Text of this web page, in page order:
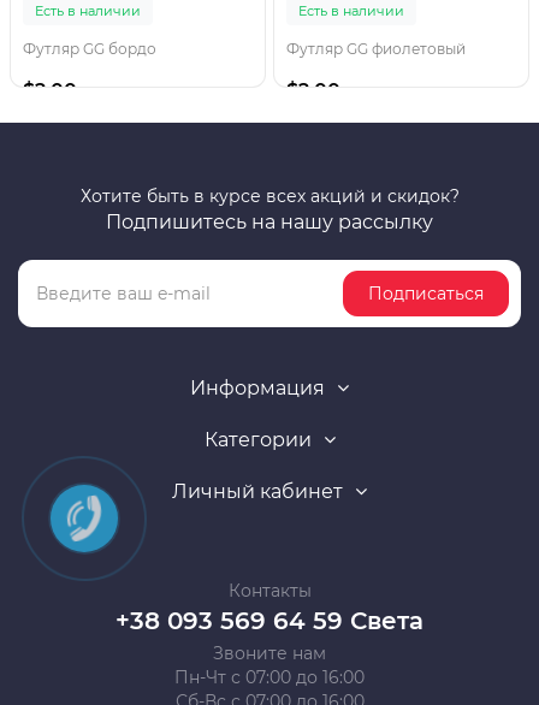
Есть в наличии
Футляр GG бордо
$2.00
Есть в наличии
Футляр GG фиолетовый
$2.00
Хотите быть в курсе всех акций и скидок?
Подпишитесь на нашу рассылку
Подписаться
Информация
Категории
Личный кабинет
Контакты
+38 093 569 64 59 Света
Звоните нам
Пн-Чт с 07:00 до 16:00